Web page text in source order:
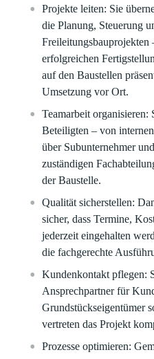
Projekte leiten: Sie
die Planung, Steuerung
Freileitungsbauprojekten
erfolgreichen
auf den Baustellen
Umsetzung vor Ort.
Teamarbeit organisieren:
Beteiligten – von
über Subunternehmer
zuständigen
der Baustelle.
Qualität sicherstellen:
sicher, dass Termine,
jederzeit eingehalten
die fachgerechte
Kundenkontakt pflegen:
Ansprechpartner für
Grundstückseigentümer
vertreten das Projekt
Prozesse optimieren: